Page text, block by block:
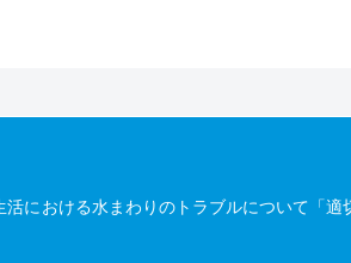
における水まわりのトラブルについて「